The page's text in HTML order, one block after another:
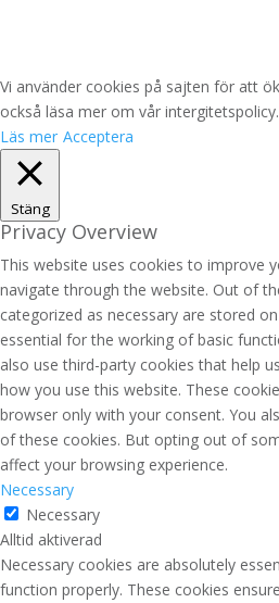
Vi använder cookies på sajten för att
också läsa mer om vår intergitetspolicy.
Läs mer Acceptera
Stäng
Privacy Overview
This website uses cookies to improve
navigate through the website. Out of
categorized as necessary are stored
essential for the working of basic
also use third-party cookies that help
how you use this website. These
browser only with your consent. You
of these cookies. But opting out of
affect your browsing experience.
Necessary
Necessary
Alltid aktiverad
Necessary cookies are absolutely
function properly. These cookies